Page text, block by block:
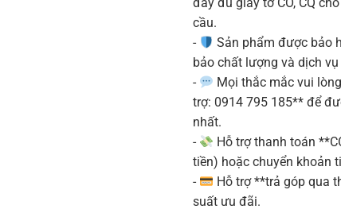
cầu.
-
Sản phẩm được bảo
bảo chất lượng và dịch
-
Mọi thắc mắc vui
trợ: 0914 795 185** để
nhất.
-
Hỗ trợ thanh toán
tiền) hoặc chuyển khoản
-
Hỗ trợ **trả góp qua
suất ưu đãi.